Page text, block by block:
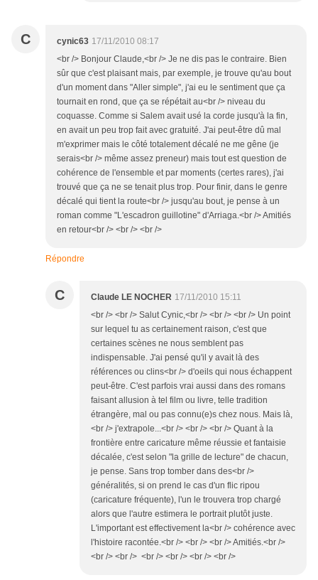
C cynic63 17/11/2010 08:17
<br /> Bonjour Claude,<br /> Je ne dis pas le contraire. Bien
sûr que c'est plaisant mais, par exemple, je trouve qu'au bout
d'un moment dans "Aller simple", j'ai eu le sentiment que ça
tournait en rond, que ça se répétait au<br /> niveau du
coquasse. Comme si Salem avait usé la corde jusqu'à la fin,
en avait un peu trop fait avec gratuité. J'ai peut-être dû mal
m'exprimer mais le côté totalement décalé ne me gêne (je
serais<br /> même assez preneur) mais tout est question de
cohérence de l'ensemble et par moments (certes rares), j'ai
trouvé que ça ne se tenait plus trop. Pour finir, dans le genre
décalé qui tient la route<br /> jusqu'au bout, je pense à un
roman comme "L'escadron guillotine" d'Arriaga.<br /> Amitiés
en retour<br /> <br /> <br />
Répondre
C Claude LE NOCHER 17/11/2010 15:11
<br /> <br /> Salut Cynic,<br /> <br /> <br /> Un point
sur lequel tu as certainement raison, c'est que
certaines scènes ne nous semblent pas
indispensable. J'ai pensé qu'il y avait là des
références ou clins<br /> d'oeils qui nous échappent
peut-être. C'est parfois vrai aussi dans des romans
faisant allusion à tel film ou livre, telle tradition
étrangère, mal ou pas connu(e)s chez nous. Mais là,
<br /> j'extrapole...<br /> <br /> <br /> Quant à la
frontière entre caricature même réussie et fantaisie
décalée, c'est selon "la grille de lecture" de chacun,
je pense. Sans trop tomber dans des<br />
généralités, si on prend le cas d'un flic ripou
(caricature fréquente), l'un le trouvera trop chargé
alors que l'autre estimera le portrait plutôt juste.
L'important est effectivement la<br /> cohérence avec
l'histoire racontée.<br /> <br /> <br /> Amitiés.<br />
<br /> <br /> <br /> <br /> <br /> <br />